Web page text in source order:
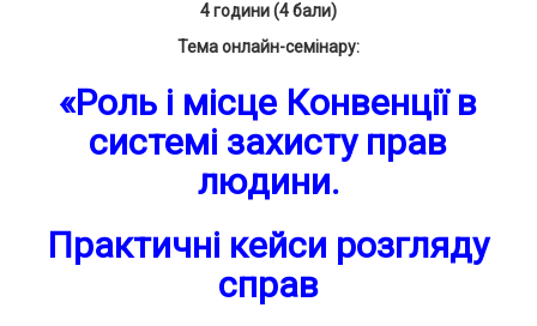
4години (4бали)
Тема онлайн-семінару:
«Роль і місце Конвенції в
системі захисту прав
людини.
Практичні кейси розгляду
справ